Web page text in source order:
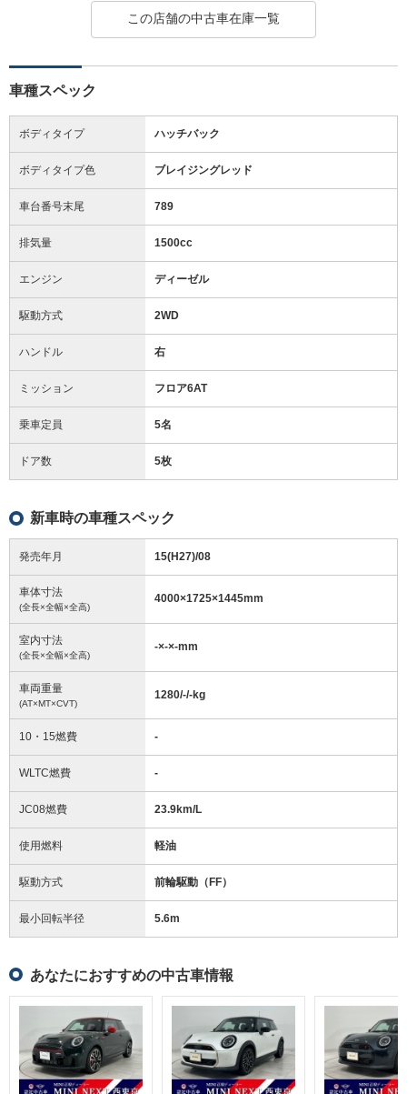
この店舗の中古車在庫一覧
車種スペック
ボディタイプ ハッチバック
ボディタイプ色 ブレイジングレッド
車台番号末尾 789
排気量 1500cc
エンジン ディーゼル
駆動方式 2WD
ハンドル 右
ミッション フロア6AT
乗車定員 5名
ドア数 5枚
新車時の車種スペック
発売年月 15(H27)/08
車体寸法
(全長×全幅×全高)
4000×1725×1445mm
室内寸法
(全長×全幅×全高)
-×-×-mm
車両重量
(AT×MT×CVT)
1280/-/-kg
10・15燃費 -
WLTC燃費 -
JC08燃費 23.9km/L
使用燃料 軽油
駆動方式 前輪駆動（FF）
最小回転半径 5.6m
あなたにおすすめの中古車情報